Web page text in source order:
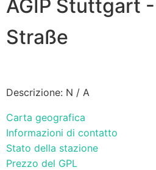
AGIP Stuttgart
Straße
Descrizione: N / A
Carta geografica
Informazioni di contatto
Stato della stazione
Prezzo del GPL